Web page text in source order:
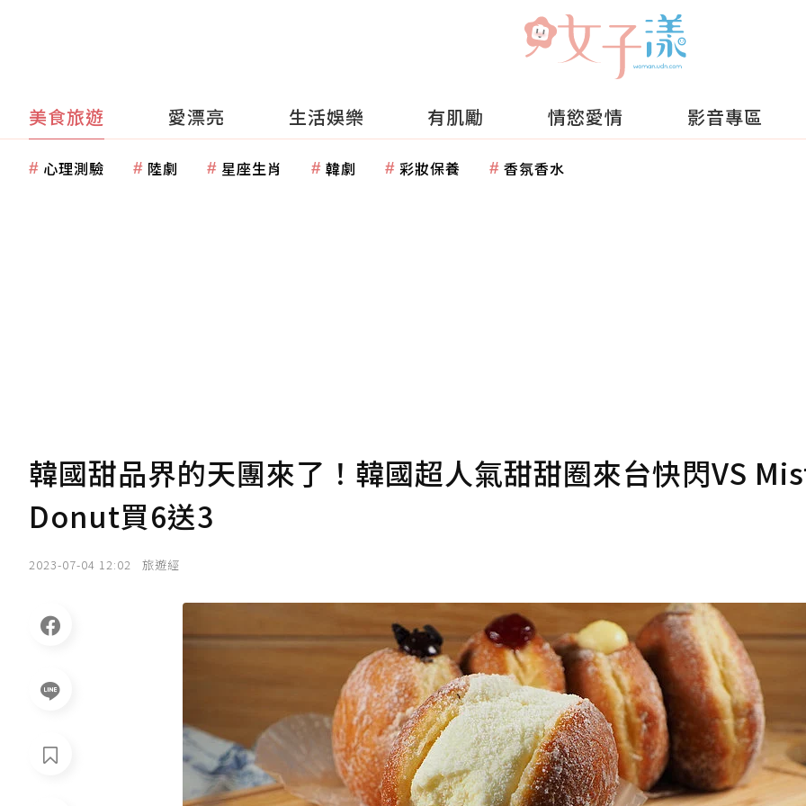
美食旅遊 愛漂亮 生活娛樂 有肌勵 情慾愛情 影音專區
心理測驗 陸劇 星座生肖 韓劇 彩妝保養 香氛香水
韓國甜品界的天團來了！韓國超人氣甜甜圈來台快閃VS
Donut買6送3
2023-07-04 12:02 旅遊經